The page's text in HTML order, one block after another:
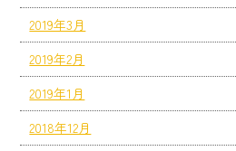
2019年3月
2019年2月
2019年1月
2018年12月